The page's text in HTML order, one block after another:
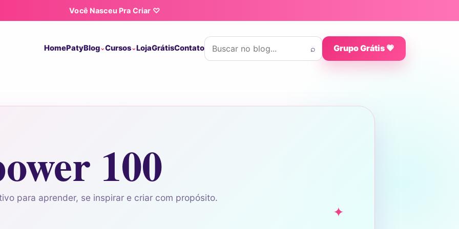
Você Nasceu Pra Criar ♡
HomePatyBlog Cursos LojaGrátisContato
Buscar por:
⌕ Grupo Grátis 💗
100
para aprender, se inspirar e criar com propósito.